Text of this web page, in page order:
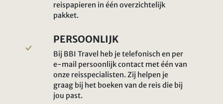
reispapieren in één overzichtelijk
pakket.
PERSOONLIJK
Bij BBI Travel heb je telefonisch en per
e-mail persoonlijk contact met één van
onze reisspecialisten. Zij helpen je
graag bij het boeken van de reis die bij
jou past.